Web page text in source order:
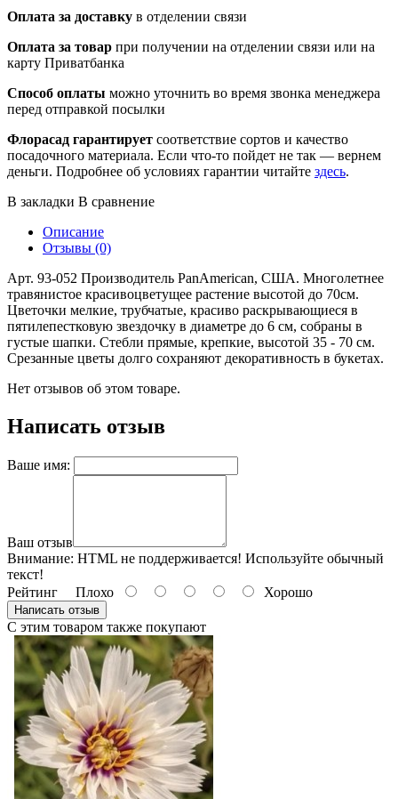
Оплата за доставку в отделении связи
Оплата за товар при получении на отделении связи или на
карту Приватбанка
Способ оплаты можно уточнить во время звонка менеджера
перед отправкой посылки
Флорасад гарантирует соответствие сортов и качество
посадочного материала. Если что-то пойдет не так — вернем
деньги. Подробнее об условиях гарантии читайте здесь.
В закладки В сравнение
Описание
Отзывы (0)
Арт. 93-052 Производитель PanAmerican, США. Многолетнее
травянистое красивоцветущее растение высотой до 70см.
Цветочки мелкие, трубчатые, красиво раскрывающиеся в
пятилепестковую звездочку в диаметре до 6 см, собраны в
густые шапки. Стебли прямые, крепкие, высотой 35 - 70 см.
Срезанные цветы долго сохраняют декоративность в букетах.
Нет отзывов об этом товаре.
Написать отзыв
Ваше имя:
Ваш отзыв
Внимание: HTML не поддерживается! Используйте обычный
текст!
Рейтинг Плохо Хорошо
Написать отзыв
С этим товаром также покупают